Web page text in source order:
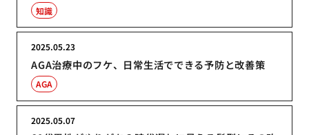
知識
AGA治療中のフケ、日常生活でできる予防と改善策
2025.05.23
AGA
2025.05.07